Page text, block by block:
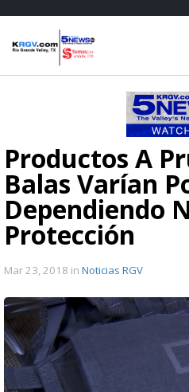
Productos A
Balas Varían
Dependiendo
Protección
Mar 23, 2018 in Noticias RGV